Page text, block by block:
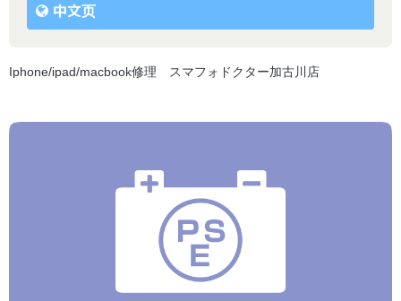
中文页
Iphone/ipad/macbook修理 スマフォドクター加古川店